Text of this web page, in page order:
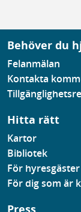
Behöver du
Felanmälan
Kontakta
Hitta rätt
Kartor
Bibliotek
För hyresgäster
För dig som är
Press